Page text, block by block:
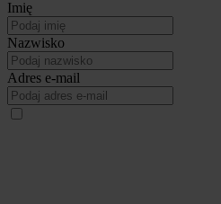
Imię
Nazwisko
Adres e-mail